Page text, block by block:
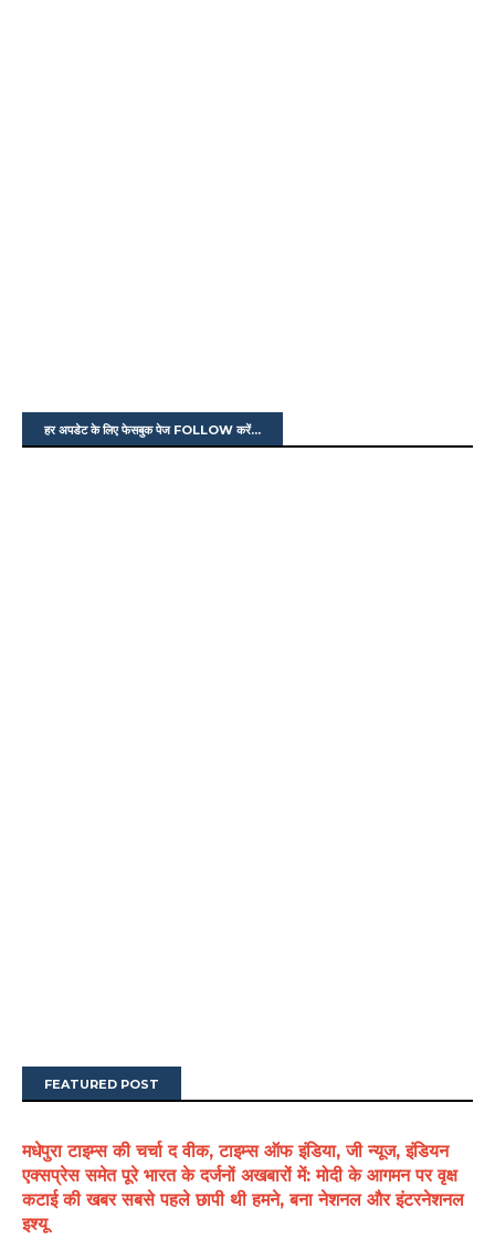
हर अपडेट के लिए फेसबुक पेज FOLLOW करें...
FEATURED POST
मधेपुरा टाइम्स की चर्चा द वीक, टाइम्स ऑफ इंडिया, जी न्यूज, इंडियन
एक्सप्रेस समेत पूरे भारत के दर्जनों अखबारों में: मोदी के आगमन पर वृक्ष
कटाई की खबर सबसे पहले छापी थी हमने, बना नेशनल और इंटरनेशनल
इश्यू